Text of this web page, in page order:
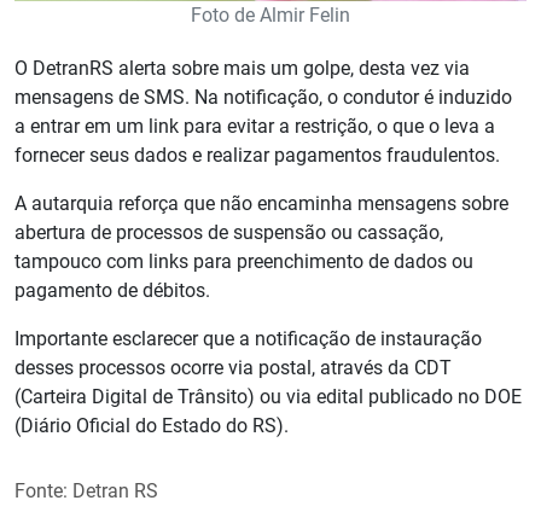
Foto de Almir Felin
O DetranRS alerta sobre mais um golpe, desta vez via
mensagens de SMS. Na notificação, o condutor é induzido
a entrar em um link para evitar a restrição, o que o leva a
fornecer seus dados e realizar pagamentos fraudulentos.
A autarquia reforça que não encaminha mensagens sobre
abertura de processos de suspensão ou cassação,
tampouco com links para preenchimento de dados ou
pagamento de débitos.
Importante esclarecer que a notificação de instauração
desses processos ocorre via postal, através da CDT
(Carteira Digital de Trânsito) ou via edital publicado no DOE
(Diário Oficial do Estado do RS).
Fonte: Detran RS